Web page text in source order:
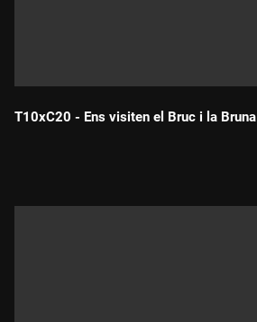
T10xC20 - Ens visiten el Bruc i la Bruna